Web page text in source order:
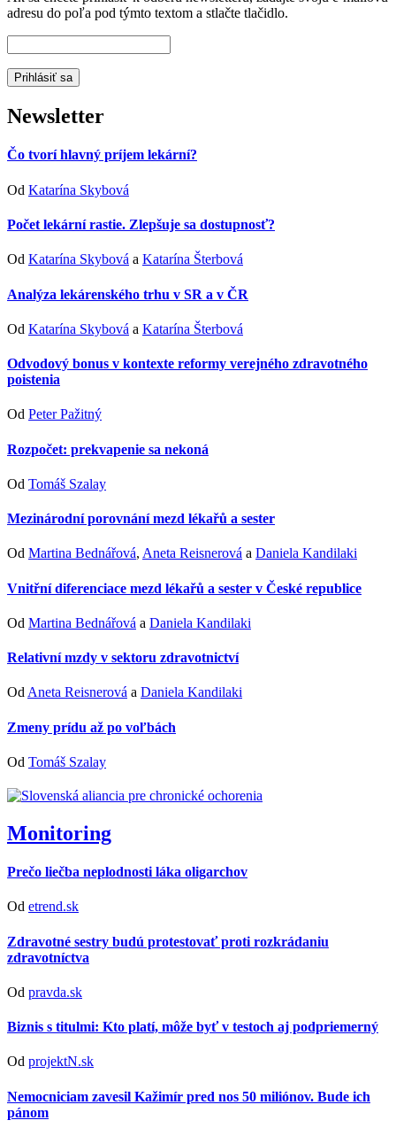
adresu do poľa pod týmto textom a stlačte tlačidlo.
Newsletter
Čo tvorí hlavný príjem lekární?
Od Katarína Skybová
Počet lekární rastie. Zlepšuje sa dostupnosť?
Od Katarína Skybová a Katarína Šterbová
Analýza lekárenského trhu v SR a v ČR
Od Katarína Skybová a Katarína Šterbová
Odvodový bonus v kontexte reformy verejného zdravotného
poistenia
Od Peter Pažitný
Rozpočet: prekvapenie sa nekoná
Od Tomáš Szalay
Mezinárodní porovnání mezd lékařů a sester
Od Martina Bednářová, Aneta Reisnerová a Daniela Kandilaki
Vnitřní diferenciace mezd lékařů a sester v České republice
Od Martina Bednářová a Daniela Kandilaki
Relativní mzdy v sektoru zdravotnictví
OdAneta Reisnerová a Daniela Kandilaki
Zmeny prídu až po voľbách
Od Tomáš Szalay
Monitoring
Prečo liečba neplodnosti láka oligarchov
Od etrend.sk
Zdravotné sestry budú protestovať proti rozkrádaniu
zdravotníctva
Od pravda.sk
Biznis s titulmi: Kto platí, môže byť v testoch aj podpriemerný
Od projektN.sk
Nemocniciam zavesil Kažimír pred nos 50 miliónov. Bude ich
pánom